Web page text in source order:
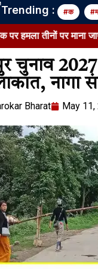
Trending : #क #म
पर माना जाएगा; साझा
चुनाव
नागा
Bharat May 11,